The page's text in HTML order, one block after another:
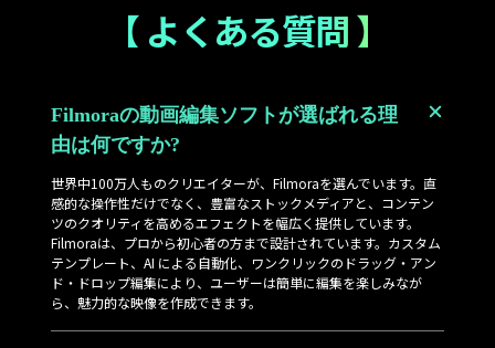
【 よくある質問 】
Filmoraの動画編集ソフトが選ばれる理
由は何ですか?
世界中100万人ものクリエイターが、Filmoraを選んでいます。直
感的な操作性だけでなく、豊富なストックメディアと、コンテン
ツのクオリティを高めるエフェクトを幅広く提供しています。
Filmoraは、プロから初心者の方まで設計されています。カスタム
テンプレート、AI による自動化、ワンクリックのドラッグ・アン
ド・ドロップ編集により、ユーザーは簡単に編集を楽しみなが
ら、魅力的な映像を作成できます。